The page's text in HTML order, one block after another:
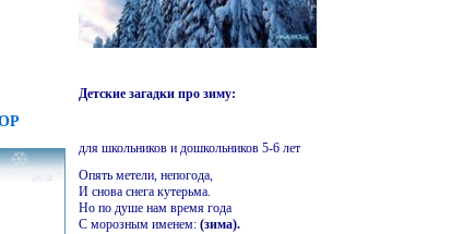
Детские загадки про зиму:
для школьников и дошкольников 5-6 лет
Опять метели, непогода,
И снова снега кутерьма.
Но по душе нам время года
С морозным именем:(зима).